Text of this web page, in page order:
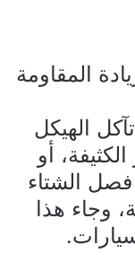
المقاومة
الهيكل
أو
الشتاء
وجاء هذا